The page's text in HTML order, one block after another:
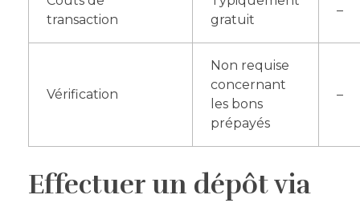
transaction
gratuit
–
Vérification
Non requise
concernant
les bons
prépayés
–
Effectuer un dépôt via